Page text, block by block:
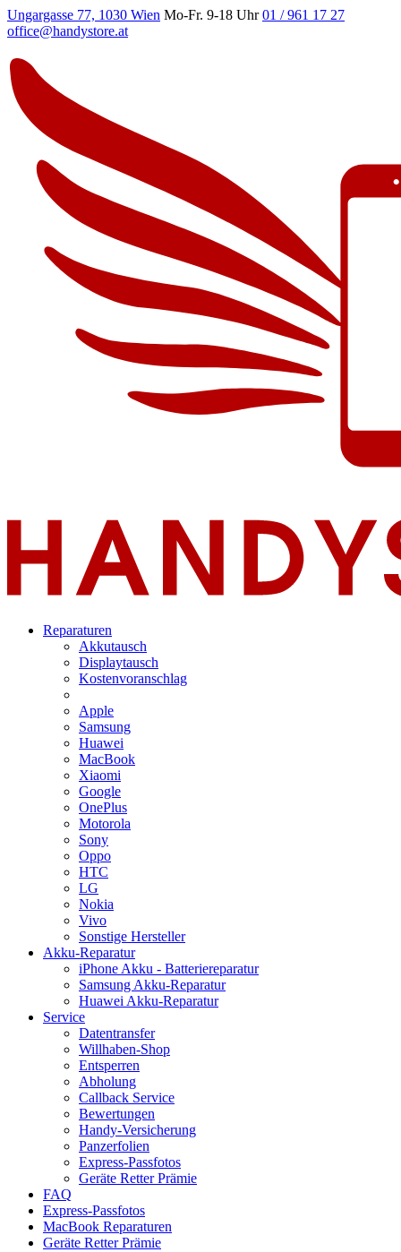
Ungargasse 77, 1030 Wien Mo-Fr. 9-18 Uhr 01 / 961 17 27
office@handystore.at
Reparaturen
Akkutausch
Displaytausch
Kostenvoranschlag
Apple
Samsung
Huawei
MacBook
Xiaomi
Google
OnePlus
Motorola
Sony
Oppo
HTC
LG
Nokia
Vivo
Sonstige Hersteller
Akku-Reparatur
iPhone Akku - Batteriereparatur
Samsung Akku-Reparatur
Huawei Akku-Reparatur
Service
Datentransfer
Willhaben-Shop
Entsperren
Abholung
Callback Service
Bewertungen
Handy-Versicherung
Panzerfolien
Express-Passfotos
Geräte Retter Prämie
FAQ
Express-Passfotos
MacBook Reparaturen
Geräte Retter Prämie